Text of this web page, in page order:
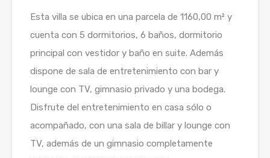
Esta villa se ubica en una parcela de 1160,00 m² y
cuenta con 5 dormitorios, 6 baños, dormitorio
principal con vestidor y baño en suite. Además
dispone de sala de entretenimiento con bar y
lounge con TV, gimnasio privado y una bodega.
Disfrute del entretenimiento en casa sólo o
acompañado, con una sala de billar y lounge con
TV, además de un gimnasio completamente